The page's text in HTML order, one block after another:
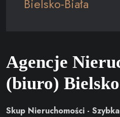
Bielsko-Biała
Agencje
(biuro)
Skup Nieruchomości -